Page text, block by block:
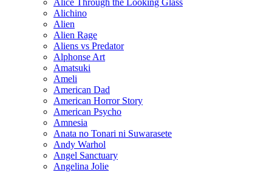
Alichino
Alien
Alien Rage
Aliens vs Predator
Alphonse Art
Amatsuki
Ameli
American Dad
American Horror Story
American Psycho
Amnesia
Anata no Tonari ni Suwarasete
Andy Warhol
Angel Sanctuary
Angelina Jolie